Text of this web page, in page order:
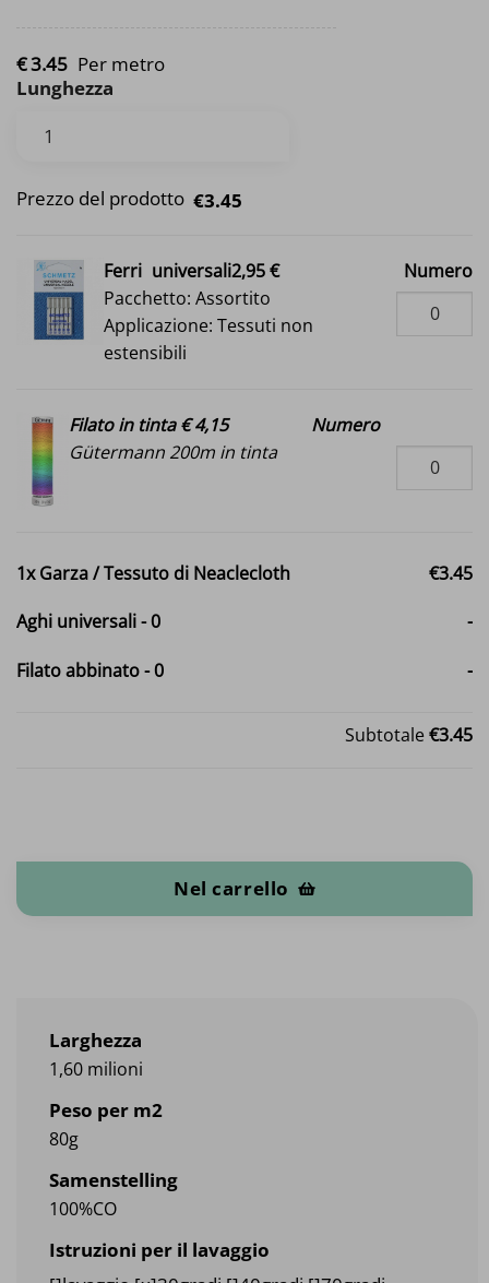
€3.45 Per metro
Lunghezza
Prezzo del prodotto €3.45
Ferri universali2,95 €
Pacchetto: Assortito
Applicazione: Tessuti non
estensibili
Numero
Filato in tinta € 4,15
Gütermann 200m in tinta
Numero
1xGarza / Tessuto di Neaclecloth €3.45
Aghi universali-0 -
Filato abbinato-0 -
Subtotale€3.45
Nel carrello
Larghezza
1,60 milioni
Peso per m2
80g
Samenstelling
100%CO
Istruzioni per il lavaggio